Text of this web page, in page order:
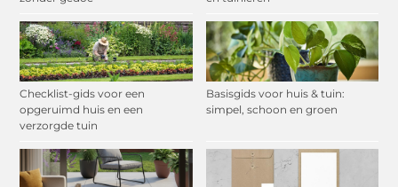
Checklist-gids voor een
opgeruimd huis en een
verzorgde tuin
Basisgids voor huis & tuin:
simpel, schoon en groen